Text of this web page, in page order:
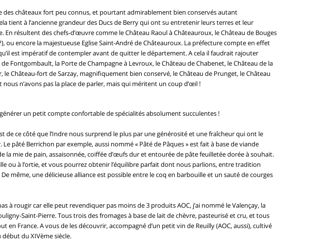
des châteaux fort peu connus, et pourtant admirablement bien conservés autant
tient à l’ancienne grandeur des Ducs de Berry qui ont su entretenir leurs terres et leur
résultent des chefs-d’œuvre comme le Château Raoul à Châteauroux, le Château de Bouges
ou encore la majestueuse Eglise Saint-André de Châteauroux. La préfecture compte en effet
est impératif de contempler avant de quitter le département. A cela il faudrait rajouter
Fontgombault, la Porte de Champagne à Levroux, le Château de Chabenet, le Château de la
le Château-fort de Sarzay, magnifiquement bien conservé, le Château de Prunget, le Château
n’avons pas la place de parler, mais qui méritent un coup d’œil !
un petit compte confortable de spécialités absolument succulentes !
de ce côté que l’Indre nous surprend le plus par une générosité et une fraîcheur qui ont le
pâté Berrichon par exemple, aussi nommé « Pâté de Pâques » est fait à base de viande
la mie de pain, assaisonnée, coiffée d’œufs dur et entourée de pâte feuilletée dorée à souhait.
ou à l’ortie, et vous pourrez obtenir l’équilibre parfait dont nous parlions, entre tradition
même, une délicieuse alliance est possible entre le coq en barbouille et un sauté de courges
à rougir car elle peut revendiquer pas moins de 3 produits AOC, j’ai nommé le Valençay, la
Saint-Pierre. Tous trois des fromages à base de lait de chèvre, pasteurisé et cru, et tous
en France. A vous de les découvrir, accompagné d’un petit vin de Reuilly (AOC, aussi), cultivé
du XIVème siècle.